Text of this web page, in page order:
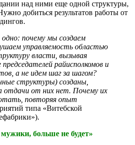
над ними еще одной структуры,
добиться результатов работы от
почему мы создаем
управляемость областью
власти, вызывая
председателей райисполкомов и
а не идем шаг за шагом?
структуры) созданы,
отдачи от них нет. Почему их
повторяя опыт
типа «Витебской
больше не будет»